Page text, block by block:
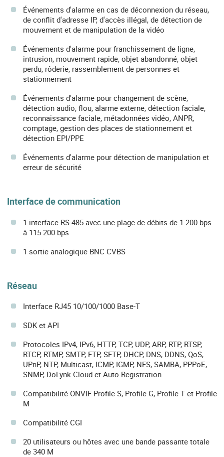
Événements d'alarme en cas de déconnexion du réseau,
de conflit d'adresse IP, d'accès illégal, de détection de
mouvement et de manipulation de la vidéo
Événements d'alarme pour franchissement de ligne,
intrusion, mouvement rapide, objet abandonné, objet
perdu, rôderie, rassemblement de personnes et
stationnement
Événements d'alarme pour changement de scène,
détection audio, flou, alarme externe, détection faciale,
reconnaissance faciale, métadonnées vidéo, ANPR,
comptage, gestion des places de stationnement et
détection EPI/PPE
Événements d'alarme pour détection de manipulation et
erreur de sécurité
Interface de communication
1 interface RS-485 avec une plage de débits de 1 200 bps
à 115 200 bps
1 sortie analogique BNC CVBS
Réseau
Interface RJ45 10/100/1000 Base-T
SDK et API
Protocoles IPv4, IPv6, HTTP, TCP, UDP, ARP, RTP, RTSP,
RTCP, RTMP, SMTP, FTP, SFTP, DHCP, DNS, DDNS, QoS,
UPnP, NTP, Multicast, ICMP, IGMP, NFS, SAMBA, PPPoE,
SNMP, DoLynk Cloud et Auto Registration
Compatibilité ONVIF Profile S, Profile G, Profile T et Profile
M
Compatibilité CGI
20 utilisateurs ou hôtes avec une bande passante totale
de 340 M